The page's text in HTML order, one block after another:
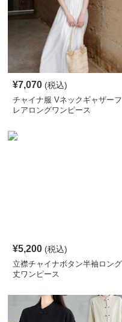
¥7,070 (税込)
チャイナ服 Vネックギャザーフ
レアロングワンピース
¥5,200 (税込)
立襟チャイナボタン半袖ロング
丈ワンピース